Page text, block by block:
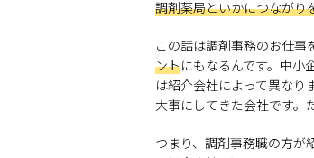
調剤薬局といかにつながり
この話は調剤事務のお仕事
ントにもなるんです。中小
は紹介会社によって異なり
大事にしてきた会社です。
つまり、調剤事務職の方が